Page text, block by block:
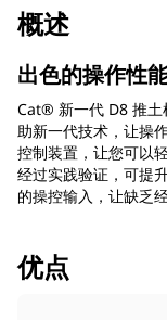
概述
出色的操作性
Cat® 新一代 D8 推土
助新一代技术，让操
控制装置，让您可以
经过实践验证，可提
的操控输入，让缺乏
优点